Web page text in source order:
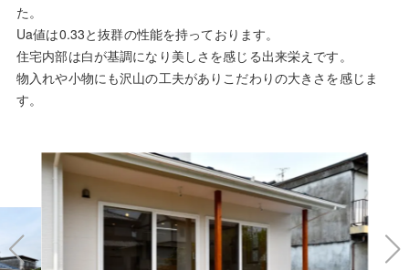
た。
Ua値は0.33と抜群の性能を持っております。
住宅内部は白が基調になり美しさを感じる出来栄えです。
物入れや小物にも沢山の工夫がありこだわりの大きさを感じま
す。